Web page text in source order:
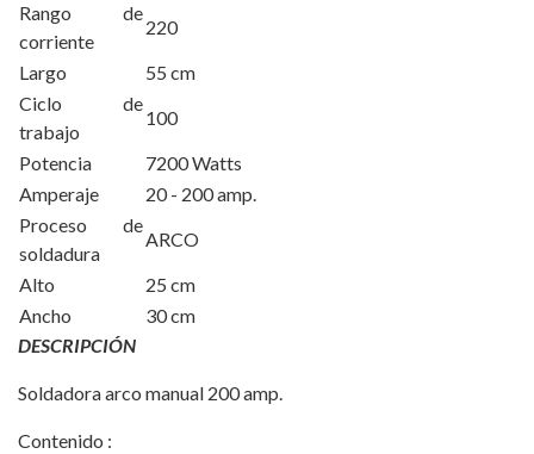
Rango de
corriente
220
Largo
55 cm
Ciclo de
trabajo
100
Potencia
7200 Watts
Amperaje
20 - 200 amp.
Proceso de
soldadura
ARCO
Alto
25 cm
Ancho
30 cm
DESCRIPCIÓN
Soldadora arco manual 200 amp.
Contenido :